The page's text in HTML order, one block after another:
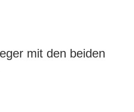
mit den beiden